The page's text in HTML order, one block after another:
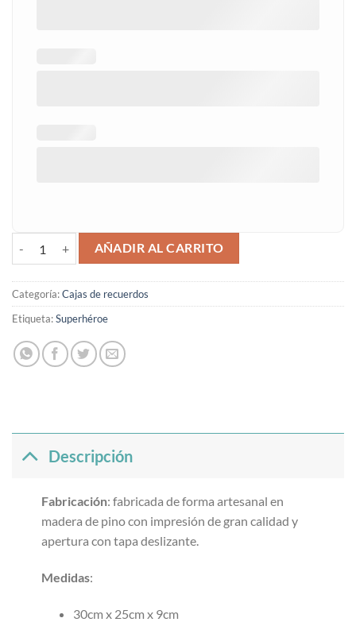
Caja de recuerdos superhéroes cantidad
AÑADIR AL CARRITO
Categoría:Cajas de recuerdos
Etiqueta:Superhéroe
Descripción
Fabricación: fabricada de forma artesanal en
madera de pino con impresión de gran calidad y
apertura con tapa deslizante.
Medidas:
30cm x 25cm x 9cm